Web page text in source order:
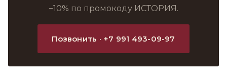
−10% по промокоду ИСТОРИЯ.
Позвонить · +7 991 493-09-97